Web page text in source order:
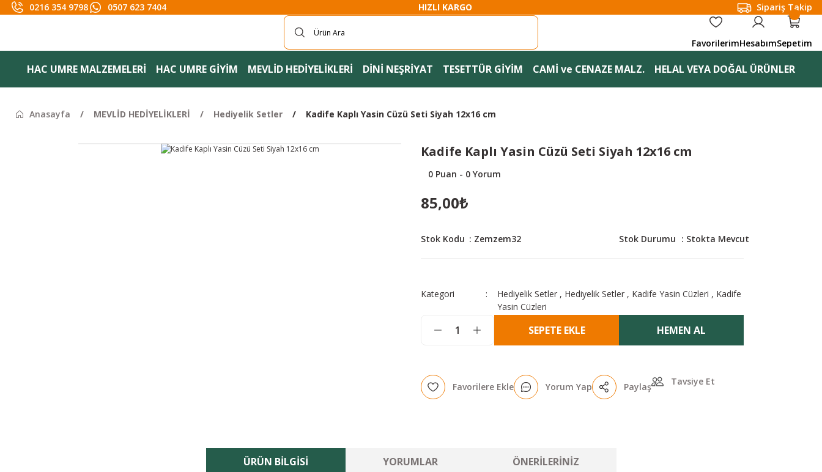
0216 354 9798 0507 623 7404 HIZLI KARGO Sipariş Takip
FavorilerimHesabımSepetim
HAC UMRE MALZEMELERİ HAC UMRE GİYİM MEVLİD HEDİYELİKLERİ DİNİ NEŞRİYAT TESETTÜR GİYİM CAMİ ve CENAZE MALZ. HELAL VEYA DOĞAL ÜRÜNLER
Anasayfa MEVLİD HEDİYELİKLERİ Hediyelik Setler Kadife Kaplı Yasin Cüzü Seti Siyah 12x16 cm
Kadife Kaplı Yasin Cüzü Seti Siyah 12x16 cm
0 Puan - 0 Yorum
85,00₺
Stok Kodu Zemzem32 Stok Durumu Stokta Mevcut
Kategori Hediyelik Setler , Hediyelik Setler , Kadife Yasin Cüzleri , Kadife
Yasin Cüzleri
SEPETE EKLE HEMEN AL
Yorum Yap Paylaş Tavsiye Et
ÜRÜN BILGISI YORUMLAR ÖNERILERINIZ